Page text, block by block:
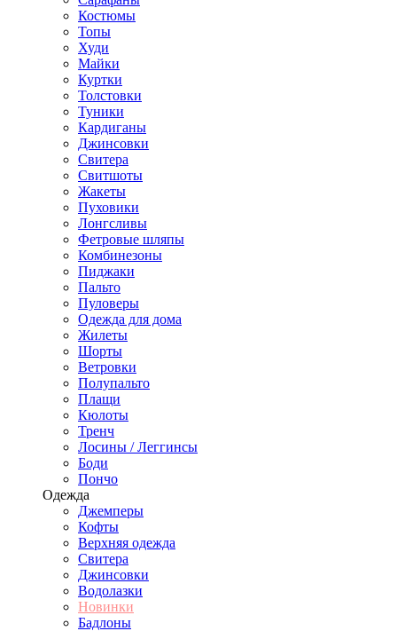
Костюмы
Топы
Худи
Майки
Куртки
Толстовки
Туники
Кардиганы
Джинсовки
Свитера
Свитшоты
Жакеты
Пуховики
Лонгсливы
Фетровые шляпы
Комбинезоны
Пиджаки
Пальто
Пуловеры
Одежда для дома
Жилеты
Шорты
Ветровки
Полупальто
Плащи
Кюлоты
Тренч
Лосины / Леггинсы
Боди
Пончо
Одежда
Джемперы
Кофты
Верхняя одежда
Свитера
Джинсовки
Водолазки
Новинки
Бадлоны